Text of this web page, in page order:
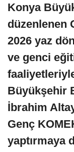
Konya
düzenlenen
2026 yaz
ve genci
Büyükşehir
İbrahim
Genç
yaptırmaya